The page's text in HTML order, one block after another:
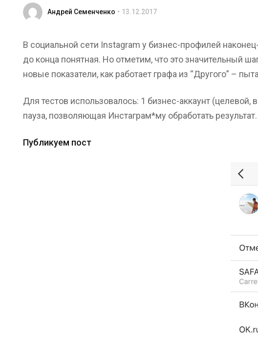
Андрей Семенченко 13.12.2017
В социальной сети Instagram у бизнес-профилей
до конца понятная. Но отметим, что это значительный
новые показатели, как работает графа из “Другого” –
Для тестов использовалось: 1 бизнес-аккаунт
пауза, позволяющая Инстаграм*му обработать результат.
Публикуем пост